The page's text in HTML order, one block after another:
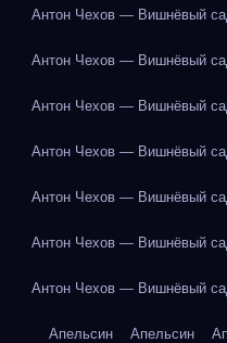
Антон Чехов — Вишнёвый
Антон Чехов — Вишнёвый
Антон Чехов — Вишнёвый
Антон Чехов — Вишнёвый
Антон Чехов — Вишнёвый
Антон Чехов — Вишнёвый
Антон Чехов — Вишнёвый
Апельсин Апельсин